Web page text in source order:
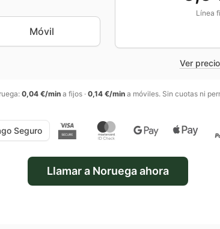
Móvil
Línea
Ver
: 0,04 €/min a fijos · 0,14 €/min a móviles. Sin cuotas ni
Seguro
Llamar a Noruegaahora